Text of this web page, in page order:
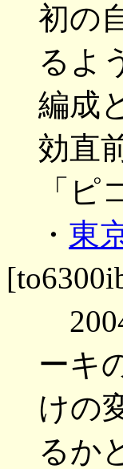
初の
るよ
編成
効直
「
・ 東
ーキ
けの
るか